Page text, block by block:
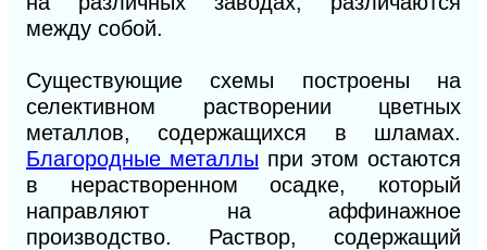
между собой.
Существующие схемы построены на
селективном растворении цветных
металлов, содержащихся в шламах.
Благородные металлы при этом остаются
в нерастворенном осадке, который
направляют на аффинажное
производство. Раствор, содержащий